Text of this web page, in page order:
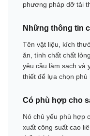
phương pháp dỡ tải
Những thông tin
Tên vật liệu, kích
ăn, tính chất chất
yêu cầu làm sạch và
thiết để lựa chọn phù
Có phù hợp cho
Nó chủ yếu phù hợp
xuất công suất cao